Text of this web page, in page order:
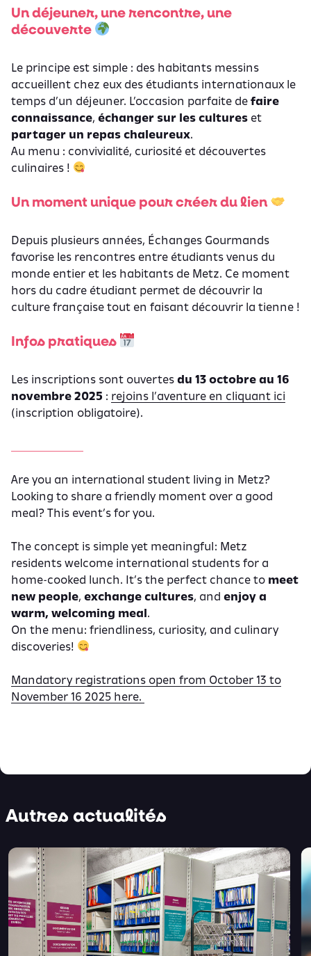
Un déjeuner, une rencontre, une
découverte
Le principe est simple : des habitants messins
accueillent chez eux des étudiants internationaux le
temps d’un déjeuner. L’occasion parfaite de faire
connaissance, échanger sur les cultures et
partager un repas chaleureux.
Au menu : convivialité, curiosité et découvertes
culinaires !
Un moment unique pour créer du lien
Depuis plusieurs années, Échanges Gourmands
favorise les rencontres entre étudiants venus du
monde entier et les habitants de Metz. Ce moment
hors du cadre étudiant permet de découvrir la
culture française tout en faisant découvrir la tienne !
Infos pratiques
Les inscriptions sont ouvertes du 13 octobre au 16
novembre 2025 : rejoins l’aventure en cliquant ici
(inscription obligatoire).
Are you an international student living in Metz?
Looking to share a friendly moment over a good
meal? This event’s for you.
The concept is simple yet meaningful: Metz
residents welcome international students for a
home-cooked lunch. It’s the perfect chance to meet
new people, exchange cultures, and enjoy a
warm, welcoming meal.
On the menu: friendliness, curiosity, and culinary
discoveries!
Mandatory registrations open from October 13 to
November 16 2025 here.
Autres actualités